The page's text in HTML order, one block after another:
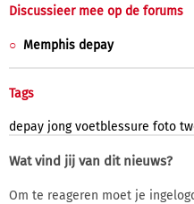
Discussieer mee op de forums
Memphis depay
Tags
depay jong voetblessure foto
Wat vind jij van dit nieuws?
Om te reageren moet je